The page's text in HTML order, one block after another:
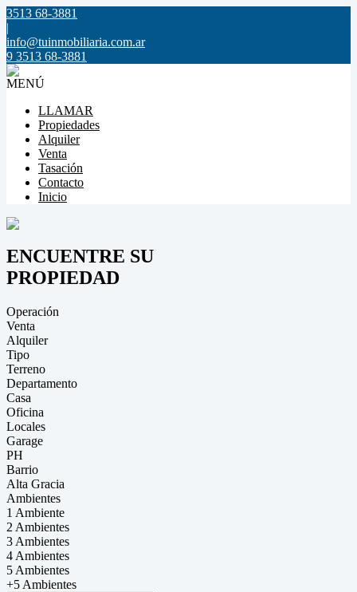
3513 68-3881
|
info@tuinmobiliaria.com.ar
9 3513 68-3881
MENÚ
LLAMAR
Propiedades
Alquiler
Venta
Tasación
Contacto
Inicio
ENCUENTRE SU
PROPIEDAD
Operación
Venta
Alquiler
Tipo
Terreno
Departamento
Casa
Oficina
Locales
Garage
PH
Barrio
Alta Gracia
Ambientes
1 Ambiente
2 Ambientes
3 Ambientes
4 Ambientes
5 Ambientes
+5 Ambientes